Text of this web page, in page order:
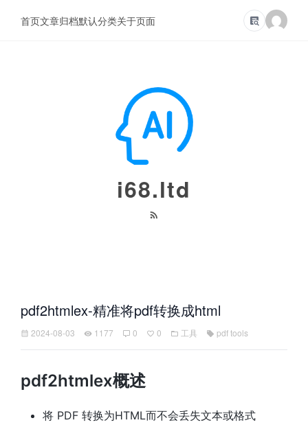
i68.ltd
首页文章归档默认分类关于页面
pdf2htmlex-精准将pdf转换成html
2024-08-03 1177 0 0 工具 pdf tools
pdf2htmlex概述
将 PDF 转换为HTML而不会丢失文本或格式